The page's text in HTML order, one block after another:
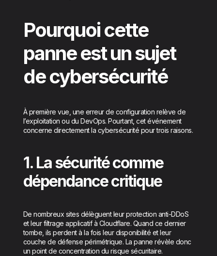
Pourquoi cette
panne est un sujet
de cybersécurité
À première vue, une erreur de configuration relève de
l’exploitation ou du DevOps. Pourtant, cet événement
concerne directement la cybersécurité pour trois raisons.
1. La sécurité comme
dépendance critique
De nombreux sites délèguent leur protection anti-DDoS
et leur filtrage applicatif à Cloudflare. Quand ce dernier
tombe, ils perdent à la fois leur disponibilité et leur
couche de défense périmétrique. La panne révèle donc
un point de concentration du risque sécuritaire.